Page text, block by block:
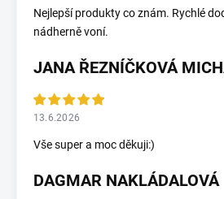
Nejlepší produkty co znám. Rychlé
nádherně voní.
JANA ŘEZNÍČKOVÁ
13.6.2026
Vše super a moc děkuji:)
DAGMAR NAKLÁDALOVÁ